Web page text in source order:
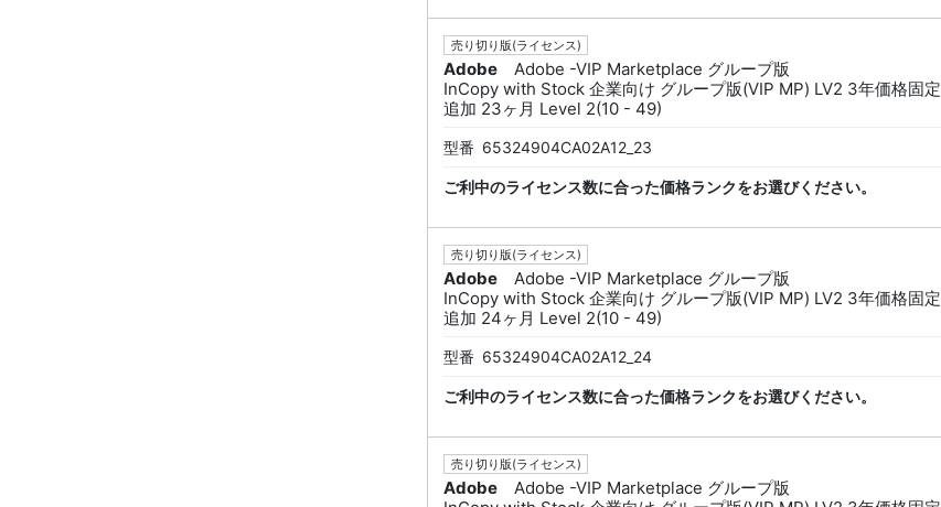
売り切り版(ライセンス)
Adobe
Adobe -VIP Marketplace グループ版
InCopy with Stock 企業向け グループ版(VIP MP) LV2 3年価格固定
追加 23ヶ月 Level 2(10 - 49)
型番 65324904CA02A12_23
ご利中のライセンス数に合った価格ランクをお選びください。
売り切り版(ライセンス)
Adobe
Adobe -VIP Marketplace グループ版
InCopy with Stock 企業向け グループ版(VIP MP) LV2 3年価格固定
追加 24ヶ月 Level 2(10 - 49)
型番 65324904CA02A12_24
ご利中のライセンス数に合った価格ランクをお選びください。
売り切り版(ライセンス)
Adobe
Adobe -VIP Marketplace グループ版